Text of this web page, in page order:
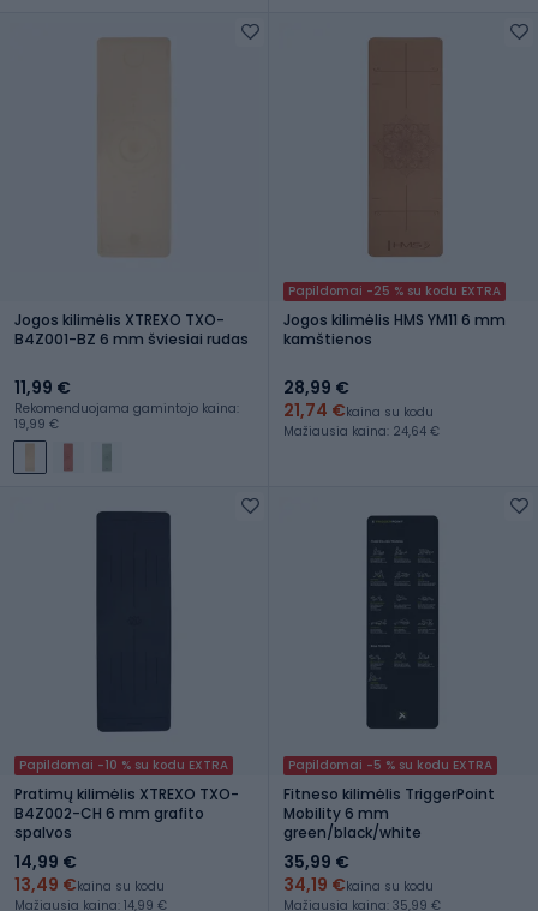
Jogos kilimėlis XTREXO TXO-
B4Z001-BZ 6 mm šviesiai rudas
11,99 €
Rekomenduojama gamintojo kaina:
19,99 €
Papildomai -25 % su kodu EXTRA
Jogos kilimėlis HMS YM11 6 mm
kamštienos
28,99 €
21,74 €kaina su kodu
Mažiausia kaina: 24,64 €
Papildomai -10 % su kodu EXTRA
Pratimų kilimėlis XTREXO TXO-
B4Z002-CH 6 mm grafito
spalvos
14,99 €
13,49 €kaina su kodu
Mažiausia kaina: 14,99 €
Papildomai -5 % su kodu EXTRA
Fitneso kilimėlis TriggerPoint
Mobility 6 mm
green/black/white
35,99 €
34,19 €kaina su kodu
Mažiausia kaina: 35,99 €